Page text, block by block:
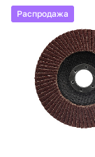
Распродажа
Распродажа
Распродажа